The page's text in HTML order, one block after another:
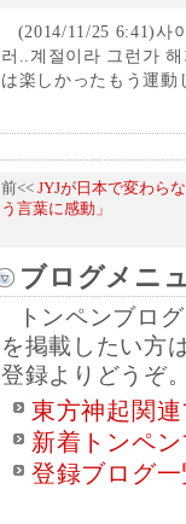
(2014/11/25 6:41)사
러..계절이라 그런가
は楽しかったもう運
前<< JYJが日本で変わら
う言葉に感動」
ブログメニ
トンペンブロ
を掲載したい方
登録よりどうぞ
東方神起関
新着トンペ
登録ブログ